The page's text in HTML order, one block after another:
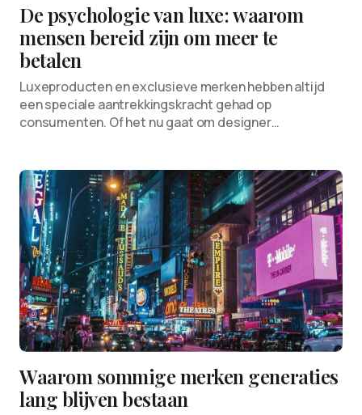
De psychologie van luxe: waarom
mensen bereid zijn om meer te
betalen
Luxeproducten en exclusieve merken hebben altijd
een speciale aantrekkingskracht gehad op
consumenten. Of het nu gaat om designer…
Waarom sommige merken generaties
lang blijven bestaan